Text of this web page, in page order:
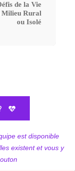
de la Vie
Milieu Rural
ou Isolé
est disponible
existent et vous y